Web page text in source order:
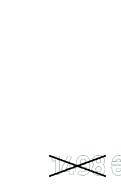
1498